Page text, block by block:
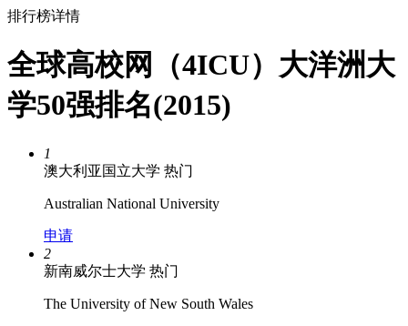
排行榜详情
全球高校网（4ICU）大洋洲大
学50强排名(2015)
1
澳大利亚国立大学 热门
Australian National University
申请
2
新南威尔士大学 热门
The University of New South Wales